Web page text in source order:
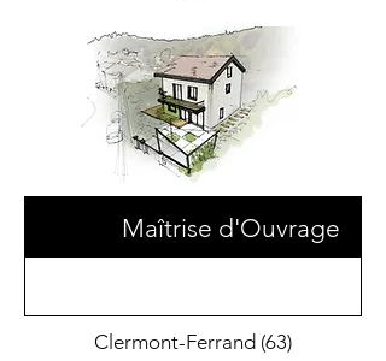
Maîtrise d'Ouvrage
Clermont-Ferrand (63)